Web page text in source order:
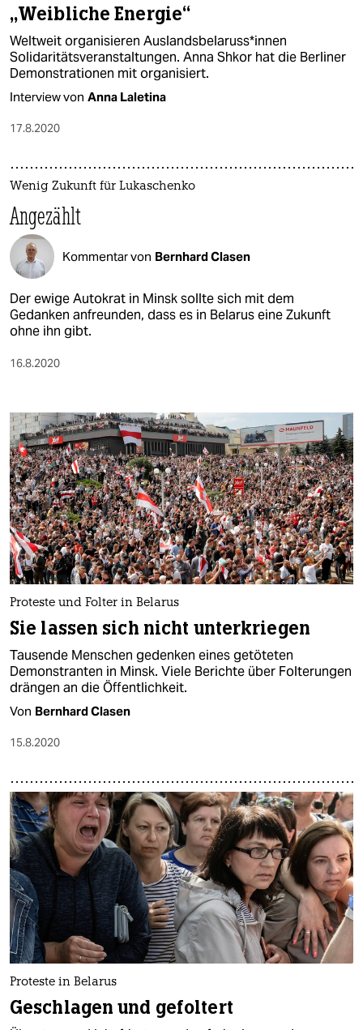
„Weibliche Energie“
Weltweit organisieren Auslandsbelaruss*innen
Solidaritätsveranstaltungen. Anna Shkor hat die Berliner
Demonstrationen mit organisiert.
Interview von Anna Laletina
17.8.2020
Wenig Zukunft für Lukaschenko
Angezählt
Kommentar von Bernhard Clasen
Der ewige Autokrat in Minsk sollte sich mit dem
Gedanken anfreunden, dass es in Belarus eine Zukunft
ohne ihn gibt.
16.8.2020
Proteste und Folter in Belarus
Sie lassen sich nicht unterkriegen
Tausende Menschen gedenken eines getöteten
Demonstranten in Minsk. Viele Berichte über Folterungen
drängen an die Öffentlichkeit.
Von Bernhard Clasen
15.8.2020
Proteste in Belarus
Geschlagen und gefoltert